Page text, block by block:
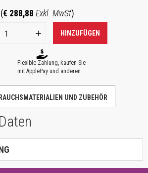
(€ 288,88 Exkl. MwSt)
HINZUFÜGEN
Flexible Zahlung, kaufen Sie
mit ApplePay und anderen
UND ZUBEHÖR